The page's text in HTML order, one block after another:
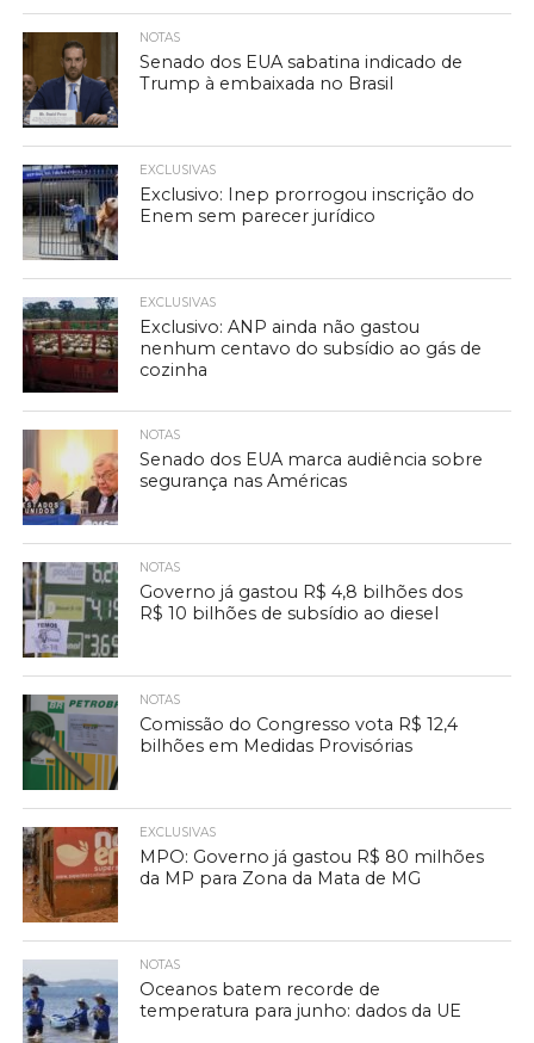
NOTAS
Senado dos EUA sabatina indicado de
Trump à embaixada no Brasil
EXCLUSIVAS
Exclusivo: Inep prorrogou inscrição do
Enem sem parecer jurídico
EXCLUSIVAS
Exclusivo: ANP ainda não gastou
nenhum centavo do subsídio ao gás de
cozinha
NOTAS
Senado dos EUA marca audiência sobre
segurança nas Américas
NOTAS
Governo já gastou R$ 4,8 bilhões dos
R$ 10 bilhões de subsídio ao diesel
NOTAS
Comissão do Congresso vota R$ 12,4
bilhões em Medidas Provisórias
EXCLUSIVAS
MPO: Governo já gastou R$ 80 milhões
da MP para Zona da Mata de MG
NOTAS
Oceanos batem recorde de
temperatura para junho: dados da UE